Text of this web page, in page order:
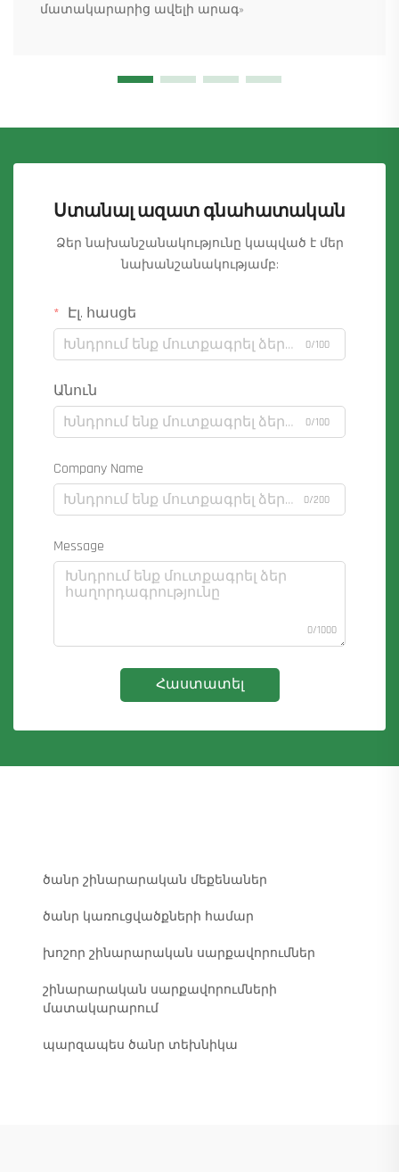
մատակարարից ավելի արագ»
Ստանալ ազատ գնահատական
Ձեր նախանշանակությունը կապված է մեր
նախանշանակությամբ:
Էլ. հասցե
0/100
Անուն
0/100
Company Name
0/200
Message
0/1000
Հաստատել
ծանր շինարարական մեքենաներ
ծանր կառուցվածքների համար
խոշոր շինարարական սարքավորումներ
շինարարական սարքավորումների
մատակարարում
պարզապես ծանր տեխնիկա